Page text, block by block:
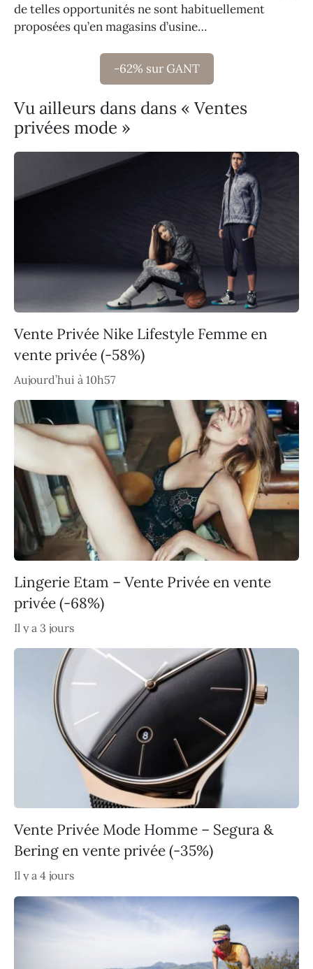
de telles opportunités ne sont habituellement
proposées qu’en magasins d’usine…
-62% sur GANT
Vu ailleurs dans dans « Ventes
privées mode »
Vente Privée Nike Lifestyle Femme en
vente privée (-58%)
Aujourd’hui à 10h57
Lingerie Etam – Vente Privée en vente
privée (-68%)
Il y a 3 jours
Vente Privée Mode Homme – Segura &
Bering en vente privée (-35%)
Il y a 4 jours